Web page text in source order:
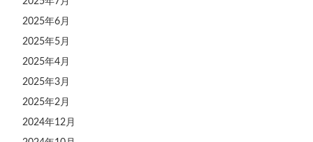
2025年6月
2025年5月
2025年4月
2025年3月
2025年2月
2024年12月